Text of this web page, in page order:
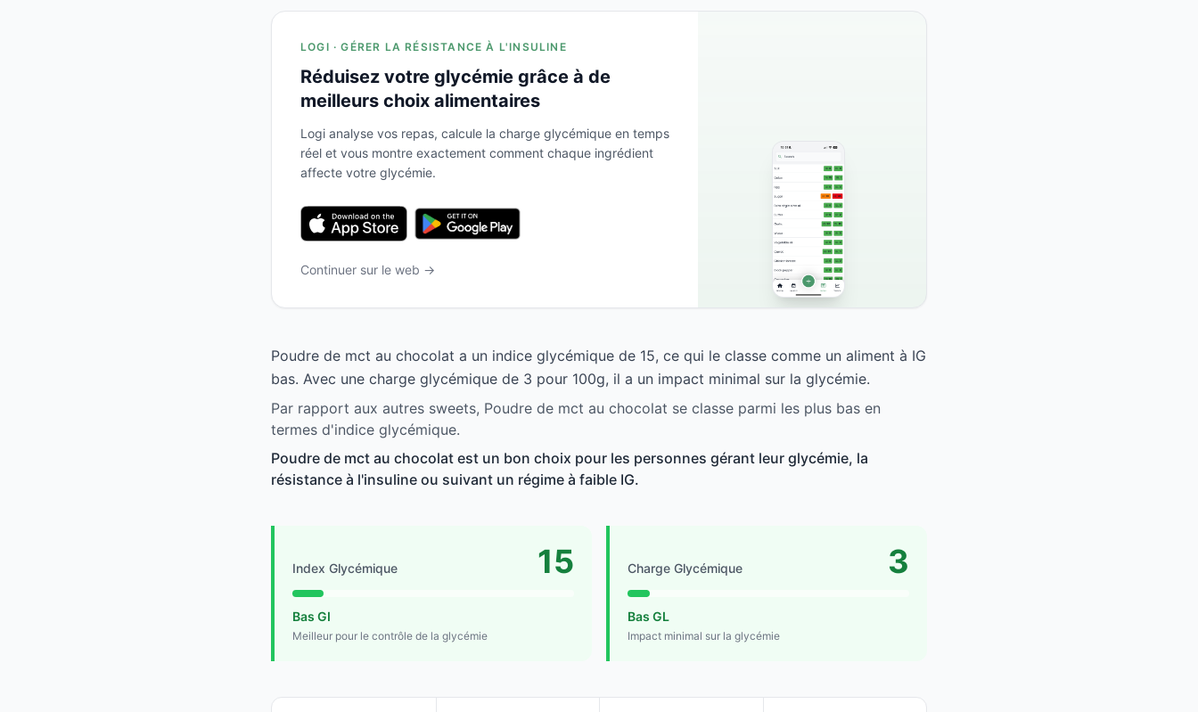
LOGI · GÉRER LA RÉSISTANCE À L'INSULINE
Réduisez votre glycémie grâce à de
meilleurs choix alimentaires
Logi analyse vos repas, calcule la charge glycémique en temps
réel et vous montre exactement comment chaque ingrédient
affecte votre glycémie.
Continuer sur le web →
Poudre de mct au chocolat a un indice glycémique de 15, ce qui le classe comme un aliment à IG
bas. Avec une charge glycémique de 3 pour 100g, il a un impact minimal sur la glycémie.
Par rapport aux autres sweets, Poudre de mct au chocolat se classe parmi les plus bas en
termes d'indice glycémique.
Poudre de mct au chocolat est un bon choix pour les personnes gérant leur glycémie, la
résistance à l'insuline ou suivant un régime à faible IG.
Index Glycémique 15
Bas GI
Meilleur pour le contrôle de la glycémie
Charge Glycémique 3
Bas GL
Impact minimal sur la glycémie